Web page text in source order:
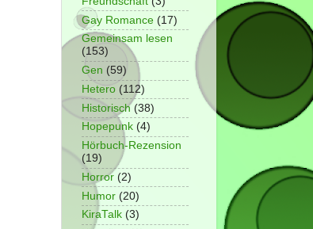
Gay Romance (17)
Gemeinsam lesen
(153)
Gen (59)
Hetero (112)
Historisch (38)
Hopepunk (4)
Hörbuch-Rezension
(19)
Horror (2)
Humor (20)
KiraTalk (3)